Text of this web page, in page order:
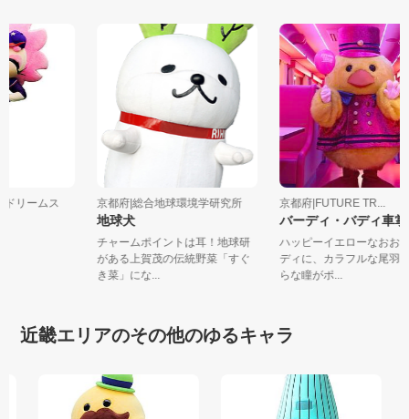
ドリームス 京都府|総合地球環境学研究所
地球犬
チャームポイントは耳！地球研
がある上賀茂の伝統野菜「すぐ
き菜」にな...
京都府|FUTURE TR...
バーディ・バディ車
ハッピーイエローなお
ディに、カラフルな尾
らな瞳がポ...
近畿エリアのその他のゆるキャラ